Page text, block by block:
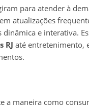
para atender à
atualizações
e interativa.
RJ até entretenimento,
a maneira como